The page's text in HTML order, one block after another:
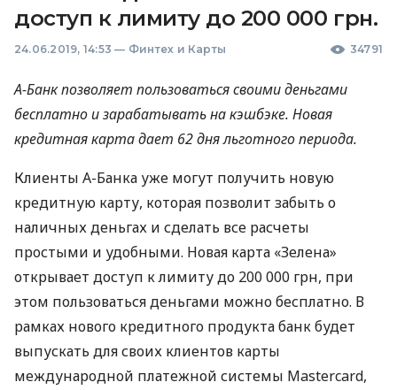
доступ к лимиту до 200 000 грн.
24.06.2019, 14:53 — Финтех и Карты 34791
А-Банк позволяет пользоваться своими деньгами
бесплатно и зарабатывать на кэшбэке. Новая
кредитная карта дает 62 дня льготного периода.
Клиенты А-Банка уже могут получить новую
кредитную карту, которая позволит забыть о
наличных деньгах и сделать все расчеты
простыми и удобными. Новая карта «Зелена»
открывает доступ к лимиту до 200 000 грн, при
этом пользоваться деньгами можно бесплатно. В
рамках нового кредитного продукта банк будет
выпускать для своих клиентов карты
международной платежной системы Mastercard,